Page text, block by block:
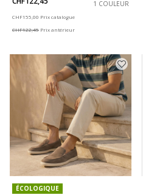
1 COULEUR
CHF155,00 Prix catalogue
CHF122,45 Prix antérieur
ÉCOLOGIQUE